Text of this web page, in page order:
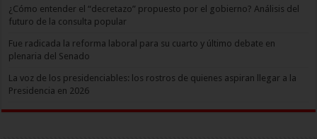
¿Cómo entender el “decretazo” propuesto por el gobierno? Análisis del
futuro de la consulta popular
Fue radicada la reforma laboral para su cuarto y último debate en
plenaria del Senado
La voz de los presidenciables: los rostros de quienes aspiran llegar a la
Presidencia en 2026